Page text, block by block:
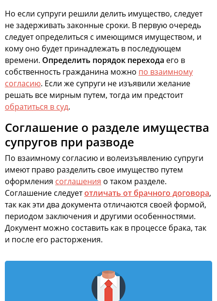
Но если супруги решили делить имущество, следует
не задерживать законные сроки. В первую очередь
следует определиться с имеющимся имуществом, и
кому оно будет принадлежать в последующем
времени. Определить порядок перехода его в
собственность гражданина можно по взаимному
согласию. Если же супруги не изъявили желание
решать все мирным путем, тогда им предстоит
обратиться в суд.
Соглашение о разделе имущества
супругов при разводе
По взаимному согласию и волеизъявлению супруги
имеют право разделить свое имущество путем
оформления соглашения о таком разделе.
Соглашение следуетотличать от брачного договора,
так как эти два документа отличаются своей формой,
периодом заключения и другими особенностями.
Документ можно составить как в процессе брака, так
и после его расторжения.